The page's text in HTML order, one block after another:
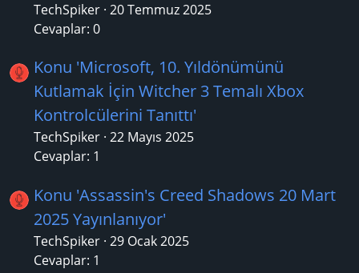
TechSpiker 20 Temmuz 2025
Cevaplar: 0
Konu 'Microsoft, 10. Yıldönümünü
Kutlamak İçin Witcher 3 Temalı Xbox
Kontrolcülerini Tanıttı'
TechSpiker 22 Mayıs 2025
Cevaplar: 1
Konu 'Assassin's Creed Shadows 20 Mart
2025 Yayınlanıyor'
TechSpiker 29 Ocak 2025
Cevaplar: 1